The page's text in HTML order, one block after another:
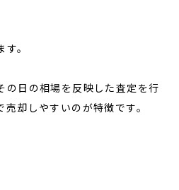
。
の日の相場を反映した査定を行
却しやすいのが特徴です。